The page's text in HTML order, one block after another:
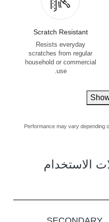
Scratch Resistant
Resists everyday
scratches from regular
household or commercial
use.
Performance may vary depending
الاستخدام